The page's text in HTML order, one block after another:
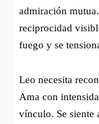
admiración
reciprocidad
fuego y se
Leo necesita
Ama con
vínculo. Se siente